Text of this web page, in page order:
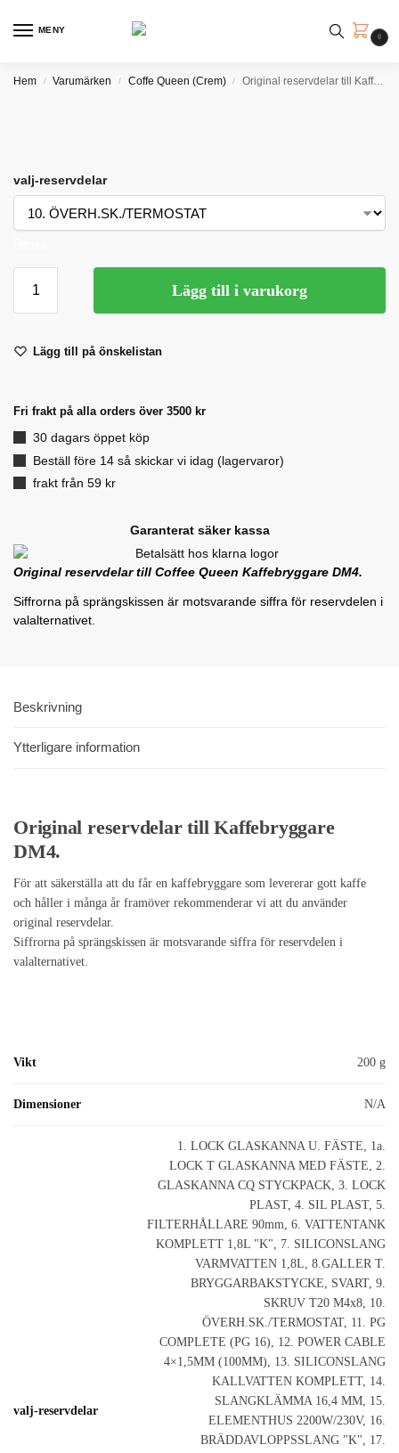
MENY
0
Hem / Varumärken / Coffe Queen (Crem) / Original reservdelar till Kaffebryggare DM4.
valj-reservdelar
Lägg till i varukorg
Lägg till på önskelistan
Fri frakt på alla orders över 3500 kr
30 dagars öppet köp
Beställ före 14 så skickar vi idag (lagervaror)
frakt från 59 kr
Garanterat säker kassa
Original reservdelar till Coffee Queen Kaffebryggare DM4.
Siffrorna på sprängskissen är motsvarande siffra för reservdelen i
valalternativet.
Beskrivning
Ytterligare information
Original reservdelar till Kaffebryggare
DM4.
För att säkerställa att du får en kaffebryggare som levererar gott kaffe
och håller i många år framöver rekommenderar vi att du använder
original reservdelar.
Siffrorna på sprängskissen är motsvarande siffra för reservdelen i
valalternativet.
Vikt 200 g
Dimensioner N/A
valj-reservdelar
1. LOCK GLASKANNA U. FÄSTE, 1a.
LOCK T GLASKANNA MED FÄSTE, 2.
GLASKANNA CQ STYCKPACK, 3. LOCK
PLAST, 4. SIL PLAST, 5.
FILTERHÅLLARE 90mm, 6. VATTENTANK
KOMPLETT 1,8L "K", 7. SILICONSLANG
VARMVATTEN 1,8L, 8.GALLER T.
BRYGGARBAKSTYCKE, SVART, 9.
SKRUV T20 M4x8, 10.
ÖVERH.SK./TERMOSTAT, 11. PG
COMPLETE (PG 16), 12. POWER CABLE
4×1,5MM (100MM), 13. SILICONSLANG
KALLVATTEN KOMPLETT, 14.
SLANGKLÄMMA 16,4 MM, 15.
ELEMENTHUS 2200W/230V, 16.
BRÄDDAVLOPPSSLANG "K", 17.